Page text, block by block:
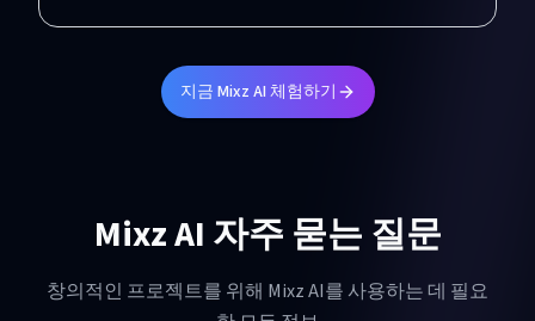
지금 Mixz AI 체험하기
Mixz AI 자주 묻는 질문
창의적인 프로젝트를 위해 Mixz AI를 사용하는 데 필요